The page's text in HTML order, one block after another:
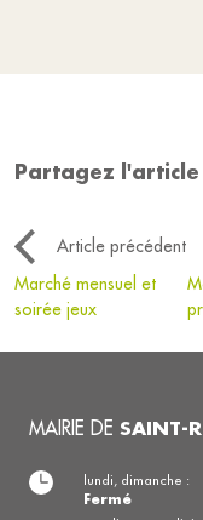
Partagez l'article
Article précédent
Marché mensuel et
soirée jeux
MAIRIE DE SAINT-
lundi, dimanche :
Fermé